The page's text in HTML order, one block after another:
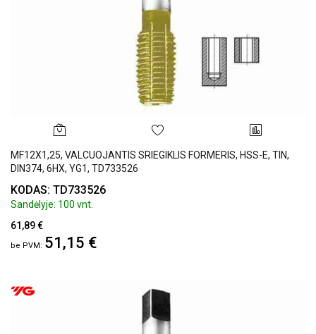
MF12X1,25, VALCUOJANTIS SRIEGIKLIS FORMERIS, HSS-E, TIN,
DIN374, 6HX, YG1, TD733526
KODAS: TD733526
Sandėlyje: 100 vnt.
61,89 €
51,15 €